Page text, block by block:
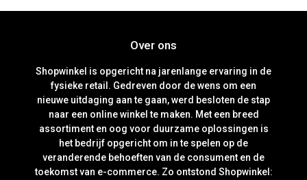
Over ons
Shopwinkel is opgericht na jarenlange ervaring in de
fysieke retail. Gedreven door de wens om een
nieuwe uitdaging aan te gaan, werd besloten de stap
naar een online winkel te maken. Met een breed
assortiment en oog voor duurzame oplossingen is
het bedrijf opgericht om in te spelen op de
veranderende behoeften van de consument en de
toekomst van e-commerce. Zo ontstond Shopwinkel: